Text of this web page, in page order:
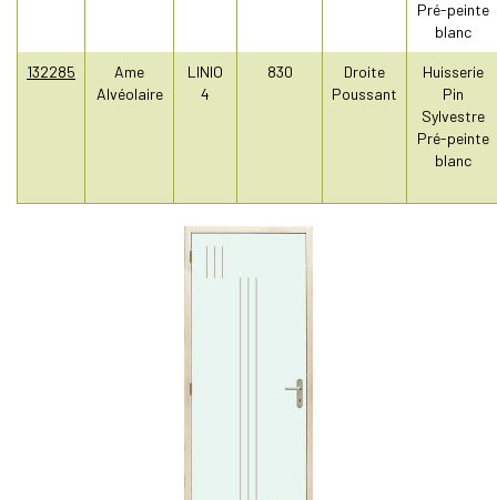
Pré-peinte
blanc
132285
Ame
Alvéolaire
LINIO
4
830
Droite
Poussant
Huisserie
Pin
Sylvestre
Pré-peinte
blanc